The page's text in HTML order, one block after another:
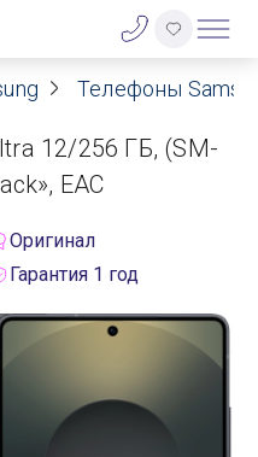
Телефоны
12/256 ГБ, (SM-
ЕАС
Оригинал
Гарантия 1 год